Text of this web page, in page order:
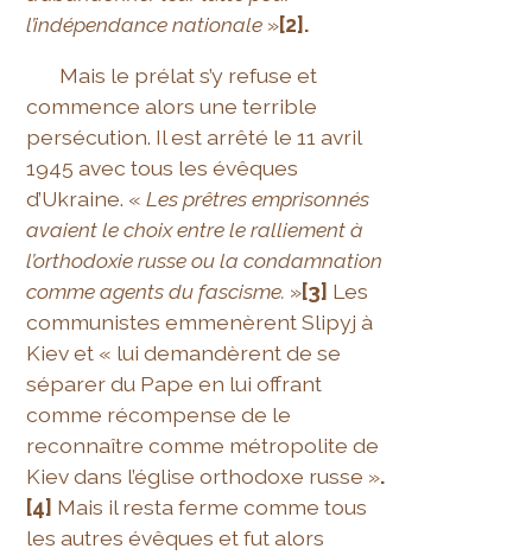
l’indépendance nationale »[2].
Mais le prélat s’y refuse et
commence alors une terrible
persécution. Il est arrêté le 11 avril
1945 avec tous les évêques
d’Ukraine. «Les prêtres emprisonnés
avaient le choix entre le ralliement à
l’orthodoxie russe ou la condamnation
comme agents du fascisme. »[3] Les
communistes emmenèrent Slipyj à
Kiev et « lui demandèrent de se
séparer du Pape en lui offrant
comme récompense de le
reconnaître comme métropolite de
Kiev dans l’église orthodoxe russe ».
[4] Mais il resta ferme comme tous
les autres évêques et fut alors